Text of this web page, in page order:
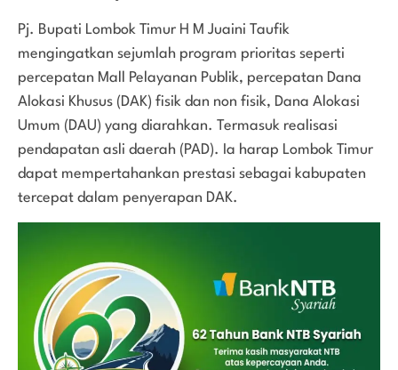
Pj. Bupati Lombok Timur H M Juaini Taufik
mengingatkan sejumlah program prioritas seperti
percepatan Mall Pelayanan Publik, percepatan Dana
Alokasi Khusus (DAK) fisik dan non fisik, Dana Alokasi
Umum (DAU) yang diarahkan. Termasuk realisasi
pendapatan asli daerah (PAD). Ia harap Lombok Timur
dapat mempertahankan prestasi sebagai kabupaten
tercepat dalam penyerapan DAK.